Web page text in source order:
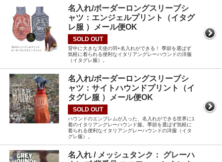
名入れ/ボーダーロングスリーブシ
ャツ：エンジェルプリント（イタグ
レ服 ）メール便OK
SOLD OUT
背中に大きな天使の羽+名入れができる！ 季節を選ばず
気軽に着られる便利なイタリアングレーハウンドの洋服
（イタグレ服）。
名入れ/ボーダーロングスリーブシ
ャツ：サイトハウンドプリント（イ
タグレ服 ）メール便OK
SOLD OUT
ハウンドのエンブレムが入った、名入れができる世界に1
着のイタリアングレーハウンド服。季節を選ばず気軽に
着られる便利なイタリアングレーハウンドの洋服（イタ
グレ服）。
名入れ / メッシュタンク： グレーハ